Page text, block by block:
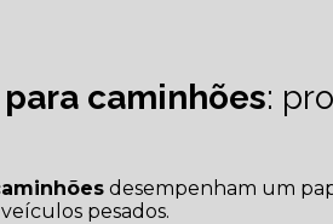
caminhões:
desempenham um
pesados.